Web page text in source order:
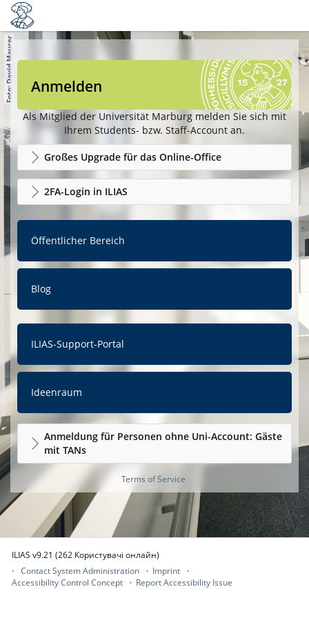
Anmelden
Als Mitglied der Universität Marburg melden Sie sich mit
Ihrem Students- bzw. Staff-Account an.
Großes Upgrade für das Online-Office
2FA-Login in ILIAS
Öffentlicher Bereich
Blog
ILIAS-Support-Portal
Ideenraum
Anmeldung für Personen ohne Uni-Account: Gäste
mit TANs
Terms of Service
ILIAS v9.21 (262 Користувачі онлайн)
Contact System Administration
Imprint
Accessibility Control Concept
Report Accessibility Issue